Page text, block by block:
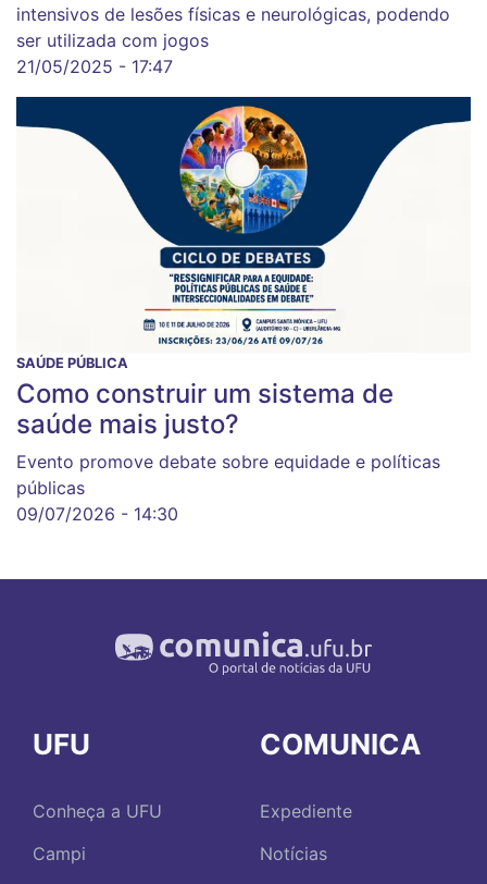
intensivos de lesões físicas e neurológicas, podendo
ser utilizada com jogos
21/05/2025 - 17:47
SAÚDE PÚBLICA
Como construir um sistema de
saúde mais justo?
Evento promove debate sobre equidade e políticas
públicas
09/07/2026 - 14:30
UFU
Conheça a UFU
Campi
COMUNICA
Expediente
Notícias